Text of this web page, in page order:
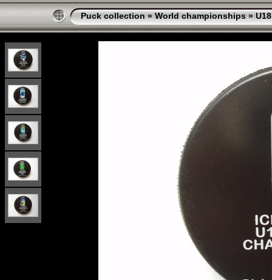
Puck collection » World championships » U18